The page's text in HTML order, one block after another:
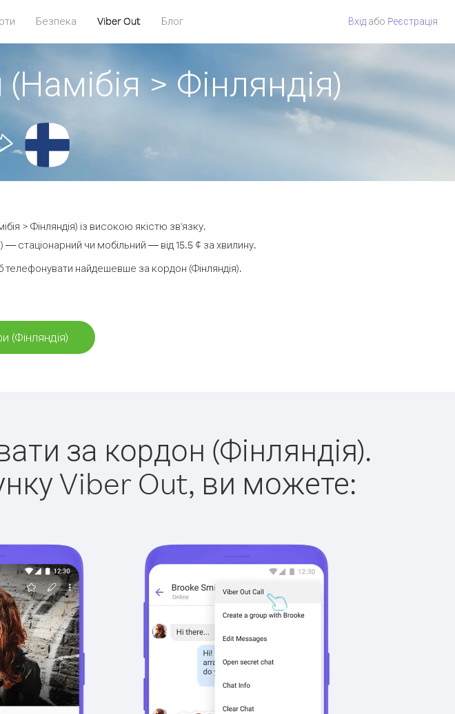
Безпека Viber Out Блог Вхід або Pеєстрація
> Фінляндія)
> Фінляндія) із високою якістю зв'язку.
стаціонарний чи мобільний — від 15.5 ¢ за хвилину.
найдешевше за кордон (Фінляндія).
(Фінляндія)
за кордон (Фінляндія).
Viber Out, ви можете: